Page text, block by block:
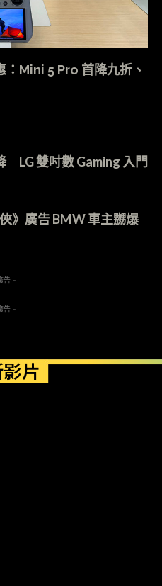
：Mini 5 Pro 首降九折、
LG 雙吋數 Gaming 入門
》廣告 BMW 車主嬲爆
告 -
告 -
片